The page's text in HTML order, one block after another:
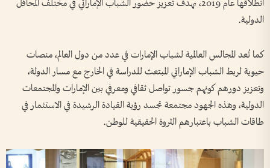
انطلاقها عام 2019، بهدف تعزيز حضور الشباب الإماراتي في مختلف المحافل
الدولية.
كما تُعد المجالس العالمية لشباب الإمارات في عدد من دول العالم، منصات
حيوية لربط الشباب الإماراتي المبتعث للدراسة في الخارج مع مسار الدولة،
وتعزيز دورهم كونهم جسور تواصل ثقافي ومعرفي بين الإمارات والمجتمعات
الدولية، وهذه الجهود مجتمعة تجسد رؤية القيادة الرشيدة في الاستثمار في
طاقات الشباب باعتبارهم الثروة الحقيقية للوطن.